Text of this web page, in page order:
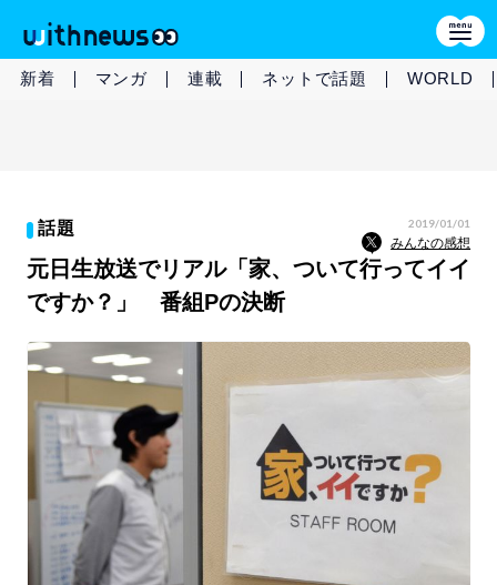
新着 マンガ 連載 ネットで話題 WORLD
話題 2019/01/01
みんなの感想
元日生放送でリアル「家、ついて行ってイイ
ですか？」 番組Pの決断